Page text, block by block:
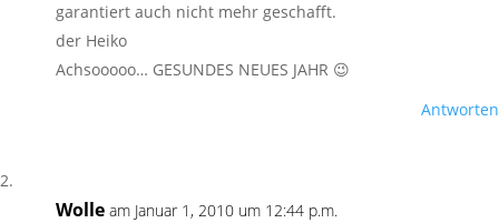
garantiert auch nicht mehr geschafft.
der Heiko
Achsooooo… GESUNDES NEUES JAHR 😉
Antworten
Wolle am Januar 1, 2010 um 12:44 p.m.